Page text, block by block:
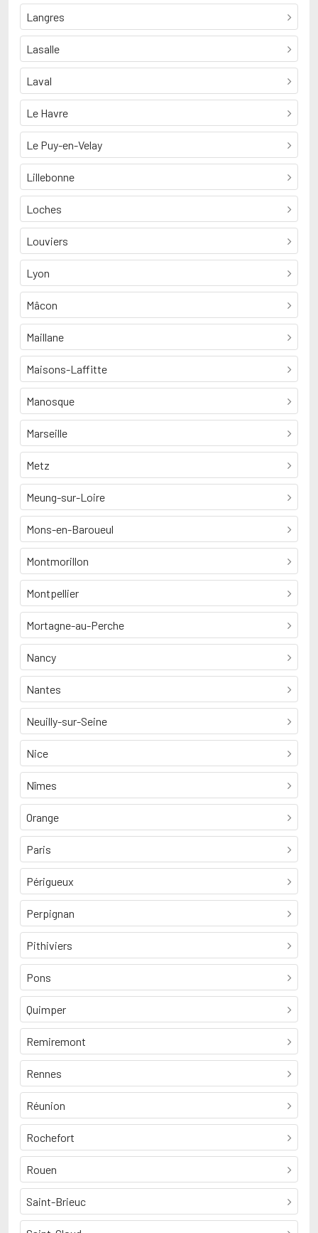
Langres
Lasalle
Laval
Le Havre
Le Puy-en-Velay
Lillebonne
Loches
Louviers
Lyon
Mâcon
Maillane
Maisons-Laffitte
Manosque
Marseille
Metz
Meung-sur-Loire
Mons-en-Baroueul
Montmorillon
Montpellier
Mortagne-au-Perche
Nancy
Nantes
Neuilly-sur-Seine
Nice
Nîmes
Orange
Paris
Périgueux
Perpignan
Pithiviers
Pons
Quimper
Remiremont
Rennes
Réunion
Rochefort
Rouen
Saint-Brieuc